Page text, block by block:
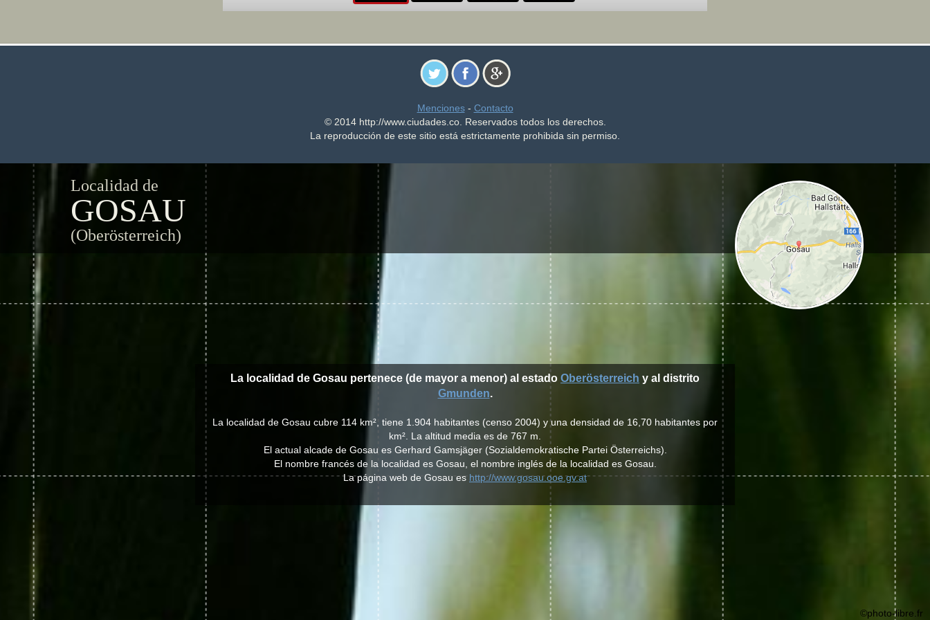
Menciones- Contacto
© 2014 http://www.ciudades.co. Reservados todos los derechos.
La reproducción de este sitio está estrictamente prohibida sin permiso.
Localidad de
GOSAU
(Oberösterreich)
La localidad de Gosau pertenece (de mayor a menor) al estado Oberösterreich y al distrito
Gmunden.
La localidad de Gosau cubre 114 km², tiene 1.904 habitantes (censo 2004) y una densidad de 16,70 habitantes por
km². La altitud media es de 767 m.
El actual alcade de Gosau es Gerhard Gamsjäger (Sozialdemokratische Partei Österreichs).
El nombre francés de la localidad es Gosau, el nombre inglés de la localidad es Gosau.
La página web de Gosau es http://www.gosau.ooe.gv.at
©photo-libre.fr